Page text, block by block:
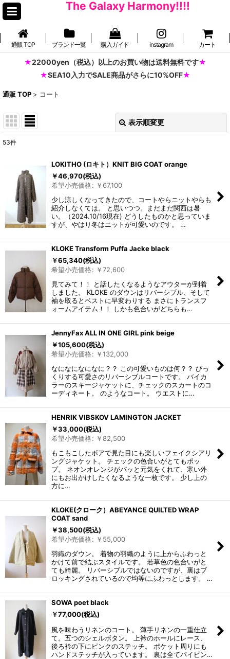
The Galaxy Harmony!!!!
通販 TOP ブランド一覧 購入ガイド instagram カート
22000yen（税込）以上のお買い物は送料無料です
SEA10入力でSALE商品がさらに10%OFF
通販 TOP > コート
表示順変更
並び順:
絞り込む
53件
LOKITHO (ロキト）KNIT BIG COAT orange
￥46,970(税込)
希望小売価格: ￥ 67,100
少し涼しくなってきたので、コートやらニットやらも
紹介しなくては。 と思いつつ。まだまだ関西は暑
い。（2024.10/16現在) どうしたものかと思っていま
すが、やはり冬はニットが可愛いのです。 …
KLOKE Transform Puffa Jacke black
￥65,340(税込)
希望小売価格: ￥72,600
見てみて！！ と話したくなるようなアウターが到着
しました。 KLOKE のダウンはリバーシブル、そして
袖を取るとベストに早変わりする まさにトランスフ
ォームアイテム！！ しかも色合いがどちらも…
JennyFax ALL IN ONE GIRL pink beige
￥105,600(税込)
希望小売価格: ￥132,000
なになになになに？？ この可愛いものは何？？ びっ
くりする可愛さのリバーシブルコートです。 バイカ
ラーのスキージャケットに、チェックのスカートのコ
ーディネート。 のようなコート。 ウエストに…
HENRIK VIBSKOV LAMINGTON JACKET
￥33,000(税込)
希望小売価格: ￥82,500
もこもこしたボアで見た目にも楽しいフェイクシアリ
ングジャケット。 チェックの色合いがとてもポッ
プ。 ネオンオレンジがパッと元気をくれて、寒い外
にもお出かけしたくなるような一枚です。 少し上の
方に…
KLOKE(クローク）ABEYANCE QUILTED WRAP
COAT sand
￥38,500(税込)
希望小売価格: ￥ 55,000
羽織のダウン。 着物の羽織のように上からふわっと
かけて前で結ぶスタイルです。 若草色の色合いがと
ても綺麗。 リバーシブルではないのですが、裏はブ
ロッキングされているので均等にふわっとします。 …
SOWA poet black
￥77,000(税込)
風を味わうリネンのコート。 薄手リネンの一重仕立
て。五つのシェルボタン。 上衿のホールにレース、
後ろ衿の下にピンクのステッチ。 ポケット周りにも
ハンドステッチが入っています。 裏は全てパイピン…